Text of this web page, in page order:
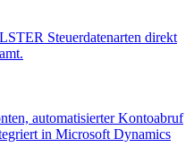
Steuerdatenarten direkt
automatisierter Kontoabruf
in Microsoft Dynamics